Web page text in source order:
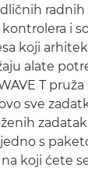
radnih
i
koji
alate
T
sve
s
koji ćete